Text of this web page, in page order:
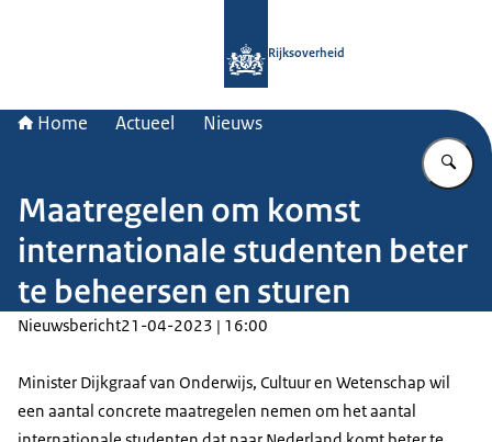
Rijksoverheid
Home Actueel Nieuws
Maatregelen om komst
internationale studenten beter
te beheersen en sturen
Nieuwsbericht21-04-2023 | 16:00
Minister Dijkgraaf van Onderwijs, Cultuur en Wetenschap wil
een aantal concrete maatregelen nemen om het aantal